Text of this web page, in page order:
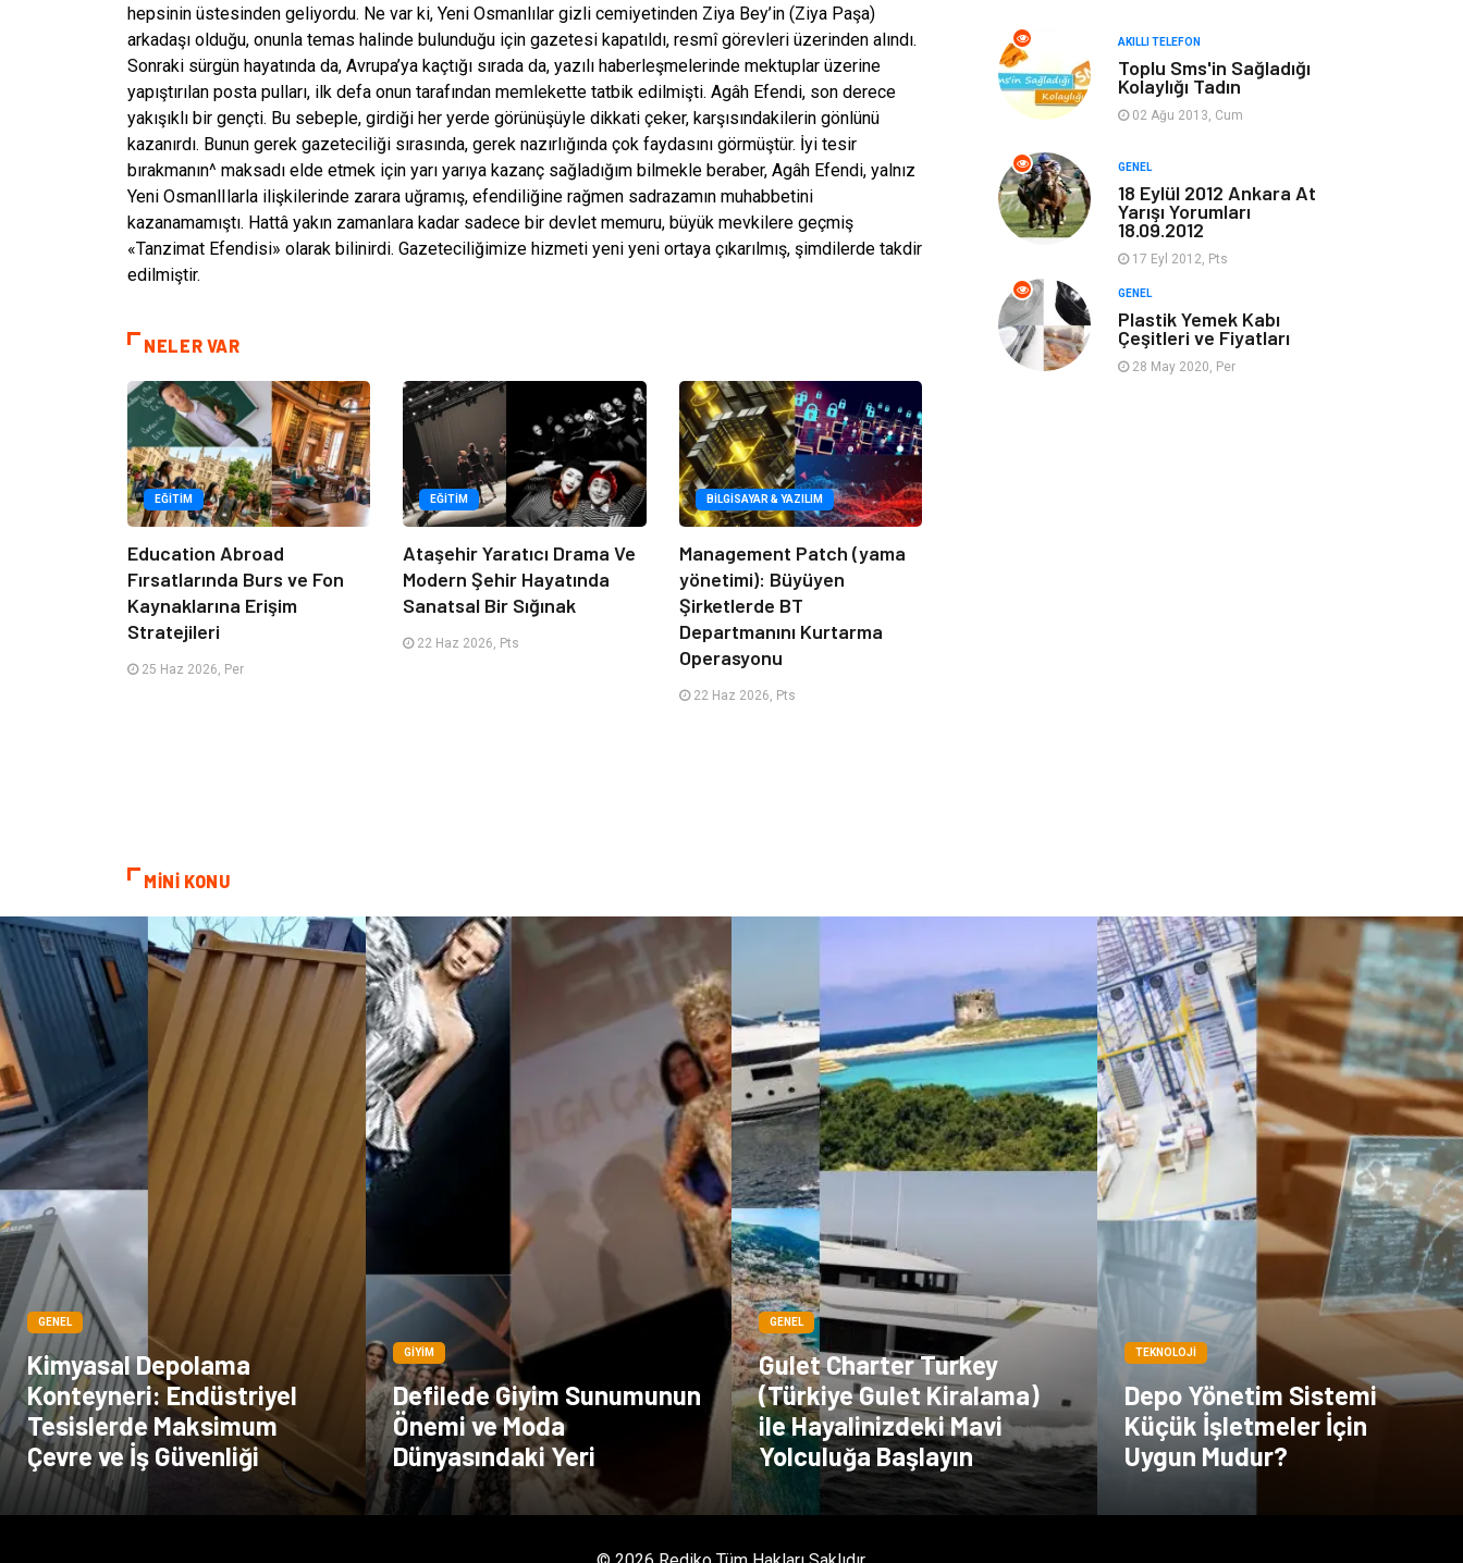
hepsinin üstesinden geliyordu. Ne var ki, Yeni Osmanlılar gizli cemiyetinden Ziya Bey’in (Ziya Paşa)
arkadaşı olduğu, onunla temas halinde bulunduğu için gazetesi kapatıldı, resmî görevleri üzerinden alındı.
Sonraki sürgün hayatında da, Avrupa’ya kaçtığı sırada da, yazılı haberleşmelerinde mektuplar üzerine
yapıştırılan posta pulları, ilk defa onun tarafından memlekette tatbik edilmişti. Agâh Efendi, son derece
yakışıklı bir gençti. Bu sebeple, girdiği her yerde görünüşüyle dikkati çeker, karşısındakilerin gönlünü
kazanırdı. Bunun gerek gazeteciliği sırasında, gerek nazırlığında çok faydasını görmüştür. İyi tesir
bırakmanın^ maksadı elde etmek için yarı yarıya kazanç sağladığım bilmekle beraber, Agâh Efendi, yalnız
Yeni OsmanlIlarla ilişkilerinde zarara uğramış, efendiliğine rağmen sadrazamın muhabbetini
kazanamamıştı. Hattâ yakın zamanlara kadar sadece bir devlet memuru, büyük mevkilere geçmiş
«Tanzimat Efendisi» olarak bilinirdi. Gazeteciliğimize hizmeti yeni yeni ortaya çıkarılmış, şimdilerde takdir
edilmiştir.
NELER VAR
EĞITIM
Education Abroad
Fırsatlarında Burs ve Fon
Kaynaklarına Erişim
Stratejileri
25 Haz 2026, Per
EĞITIM
Ataşehir Yaratıcı Drama Ve
Modern Şehir Hayatında
Sanatsal Bir Sığınak
22 Haz 2026, Pts
BILGISAYAR & YAZILIM
Management Patch (yama
yönetimi): Büyüyen
Şirketlerde BT
Departmanını Kurtarma
Operasyonu
22 Haz 2026, Pts
Makine
Yazılım
Güzellik & Bakım Magazin Dünyası
Organizasyon
Hizmet Otomotiv
Bebek Giyim
AKILLI TELEFON
Toplu Sms'in Sağladığı
Kolaylığı Tadın
02 Ağu 2013, Cum
GENEL
18 Eylül 2012 Ankara At
Yarışı Yorumları
18.09.2012
17 Eyl 2012, Pts
GENEL
Plastik Yemek Kabı
Çeşitleri ve Fiyatları
28 May 2020, Per
MİNİ KONU
GENEL
Kimyasal Depolama
Konteyneri: Endüstriyel
Tesislerde Maksimum
Çevre ve İş Güvenliği
GIYIM
Defilede Giyim Sunumunun
Önemi ve Moda
Dünyasındaki Yeri
GENEL
Gulet Charter Turkey
(Türkiye Gulet Kiralama)
ile Hayalinizdeki Mavi
Yolculuğa Başlayın
TEKNOLOJI
Depo Yönetim Sistemi
Küçük İşletmeler İçin
Uygun Mudur?